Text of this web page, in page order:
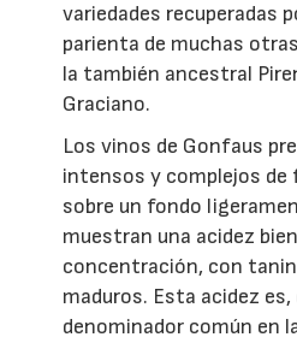
variedades recuperadas
parienta de muchas
la también ancestral
Graciano.
Los vinos de Gonfaus
intensos y complejos de
sobre un fondo
muestran una acidez
concentración, con
maduros. Esta acidez es,
denominador común en